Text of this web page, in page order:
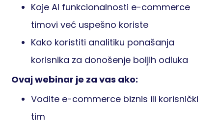
Koje AI funkcionalnosti e-commerce
timovi već uspešno koriste
Kako koristiti analitiku ponašanja
korisnika za donošenje boljih odluka
Ovaj webinar je za vas ako:
Vodite e-commerce biznis ili korisnički
tim